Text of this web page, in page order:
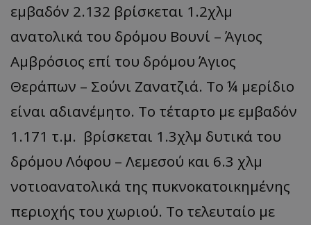
εμβαδόν 2.132 βρίσκεται 1.2χλμ
ανατολικά του δρόμου Βουνί – Άγιος
Αμβρόσιος επί του δρόμου Άγιος
Θεράπων – Σούνι Ζανατζιά. Το ¼ μερίδιο
είναι αδιανέμητο. Το τέταρτο με εμβαδόν
1.171 τ.μ. βρίσκεται 1.3χλμ δυτικά του
δρόμου Λόφου – Λεμεσού και 6.3 χλμ
νοτιοανατολικά της πυκνοκατοικημένης
περιοχής του χωριού. Το τελευταίο με